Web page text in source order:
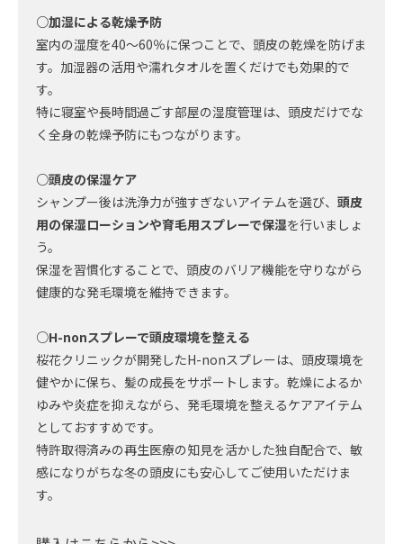
○加湿による乾燥予防
室内の湿度を40〜60％に保つことで、頭皮の乾燥を防げま
す。加湿器の活用や濡れタオルを置くだけでも効果的で
す。
特に寝室や長時間過ごす部屋の湿度管理は、頭皮だけでな
く全身の乾燥予防にもつながります。
○頭皮の保湿ケア
シャンプー後は洗浄力が強すぎないアイテムを選び、 頭皮
用の保湿ローションや育毛用スプレーで保湿を行いましょ
う。
保湿を習慣化することで、頭皮のバリア機能を守りながら
健康的な発毛環境を維持できます。
○H-nonスプレーで頭皮環境を整える
桜花クリニックが開発したH-nonスプレーは、頭皮環境を
健やかに保ち、髪の成長をサポートします。乾燥によるか
ゆみや炎症を抑えながら、発毛環境を整えるケアアイテム
としておすすめです。
特許取得済みの再生医療の知見を活かした独自配合で、敏
感になりがちな冬の頭皮にも安心してご使用いただけま
す。